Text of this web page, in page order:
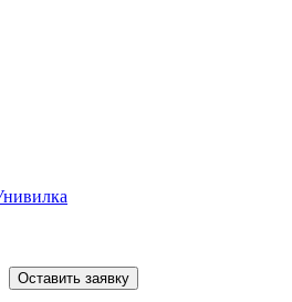
Оставить заявку